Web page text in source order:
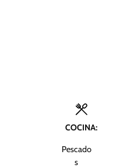
COCINA:
Pescado
s